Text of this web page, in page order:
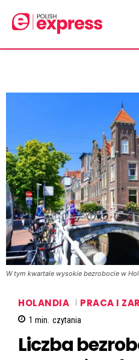
W tym kwartale wysokie bezrobocie w
HOLANDIA PRACA I
1 min. czytania
Liczba